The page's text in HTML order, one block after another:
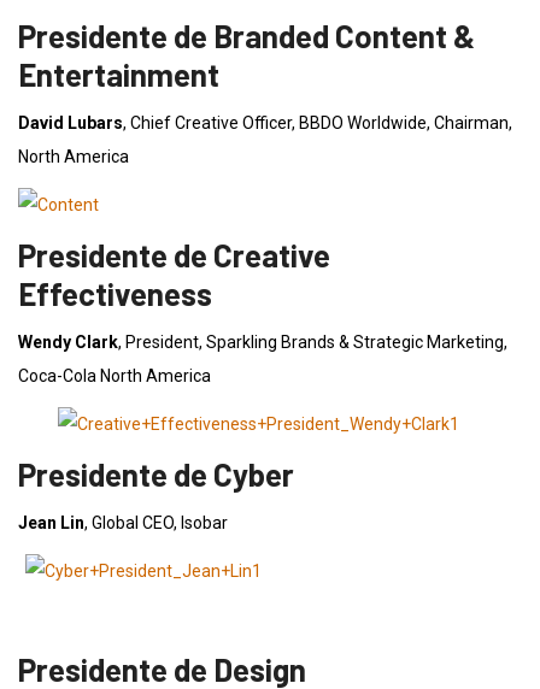
Presidente de Branded Content &
Entertainment
David Lubars, Chief Creative Officer, BBDO Worldwide, Chairman,
North America
Presidente de Creative
Effectiveness
Wendy Clark, President, Sparkling Brands & Strategic Marketing,
Coca-Cola North America
Presidente de Cyber
Jean Lin, Global CEO, Isobar
Presidente de Design